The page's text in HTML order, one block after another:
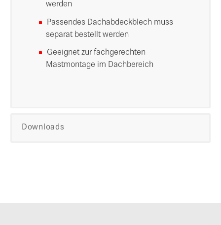
werden
Passendes Dachabdeckblech muss
separat bestellt werden
Geeignet zur fachgerechten
Mastmontage im Dachbereich
Downloads